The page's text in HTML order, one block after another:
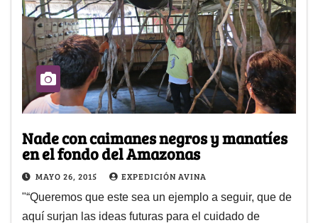
Nade con caimanes negros y manatíes
en el fondo del Amazonas
MAYO 26, 2015 EXPEDICIÓN AVINA
"“Queremos que este sea un ejemplo a seguir, que de
aquí surjan las ideas futuras para el cuidado de